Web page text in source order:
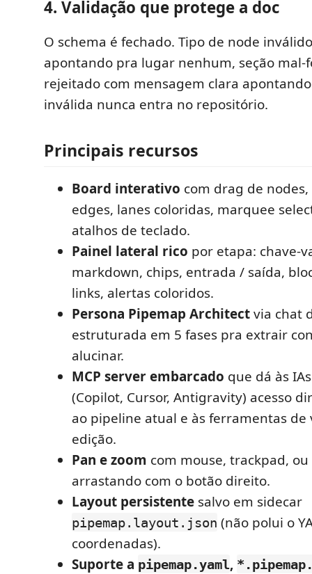
4. Validação que protege a doc
O schema é fechado. Tipo de node
apontando pra lugar nenhum, seção
rejeitado com mensagem clara
inválida nunca entra no repositório.
Principais recursos
Board interativo com drag de
edges, lanes coloridas, marquee
atalhos de teclado.
Painel lateral rico por etapa: chave-
markdown, chips, entrada / saída,
links, alertas coloridos.
Persona Pipemap Architectvia chat
estruturada em 5 fases pra extrair
alucinar.
MCP server embarcado que dá às
(Copilot, Cursor, Antigravity) acesso
ao pipeline atual e às ferramentas de
edição.
Pan e zoom com mouse, trackpad,
arrastando com o botão direito.
Layout persistente salvo em sidecar
pipemap.layout.json (não polui o
coordenadas).
Suporte a pipemap.yaml,